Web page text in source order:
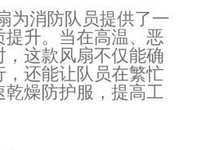
为消防队员提供了一
升。当在高温、恶
这款风扇不仅能确
还能让队员在繁忙
燥防护服，提高工